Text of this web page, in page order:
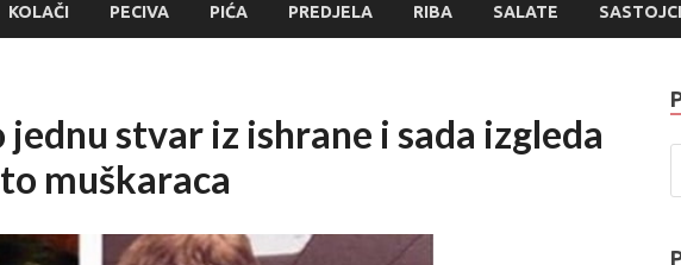
KOLAČI PECIVA PIĆA PREDJELA RIBA SALATE SASTOJCI
jednu stvar iz ishrane i sada izgleda
muškaraca